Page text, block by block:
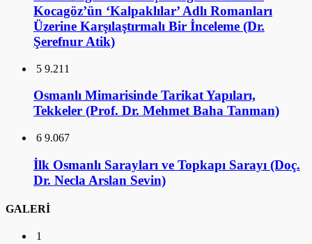
Tekkeler (Prof. Dr. Mehmet Baha Tanman)
69.067
İlk Osmanlı Sarayları ve Topkapı Sarayı (Doç.
GALERİ
1
Banksy (Duvar Resimleri)